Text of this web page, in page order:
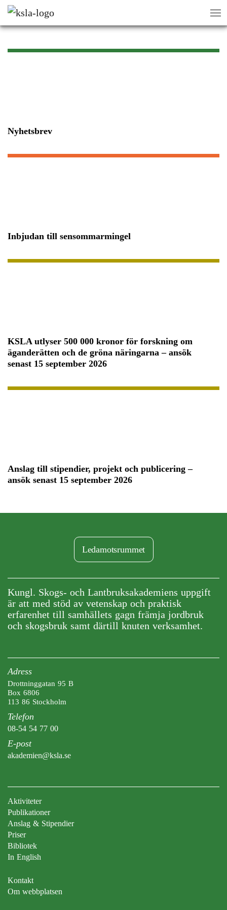
Nyhetsbrev
Inbjudan till sensommarmingel
KSLA utlyser 500 000 kronor för forskning om
äganderätten och de gröna näringarna – ansök
senast 15 september 2026
Anslag till stipendier, projekt och publicering –
ansök senast 15 september 2026
Ledamotsrummet
Kungl. Skogs- och Lantbruksakademiens uppgift
är att med stöd av vetenskap och praktisk
erfarenhet till samhällets gagn främja jordbruk
och skogsbruk samt därtill knuten verksamhet.
Adress
Drottninggatan 95 B
Box 6806
113 86 Stockholm
Telefon
08-54 54 77 00
E-post
akademien@ksla.se
Aktiviteter
Publikationer
Anslag & Stipendier
Priser
Bibliotek
In English
Kontakt
Om webbplatsen